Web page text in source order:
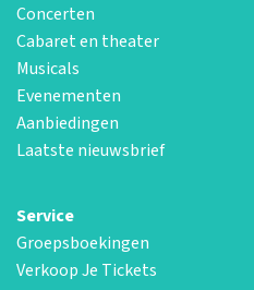
Concerten
Cabaret en theater
Musicals
Evenementen
Aanbiedingen
Laatste nieuwsbrief
Service
Groepsboekingen
Verkoop Je Tickets